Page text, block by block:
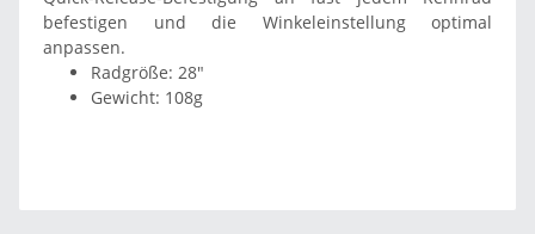
befestigen und die Winkeleinstellung optimal
anpassen.
Radgröße: 28"
Gewicht: 108g